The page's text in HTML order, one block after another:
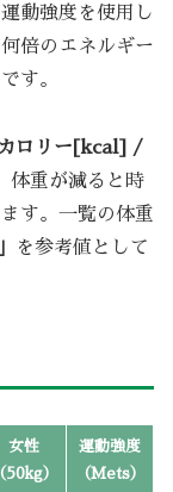
動強度を使用し
倍のエネルギー
す。
ロリー[kcal] /
体重が減ると時
す。一覧の体重
を参考値として
女性
50kg）
運動強度
（Mets）